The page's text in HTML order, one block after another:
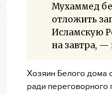
Мухаммед
отложить
Исламскую
на завтра, —
Хозяин Белого дома
ради переговорного